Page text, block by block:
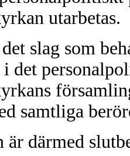
utarbetas.
slag som
det
samtliga
är därmed